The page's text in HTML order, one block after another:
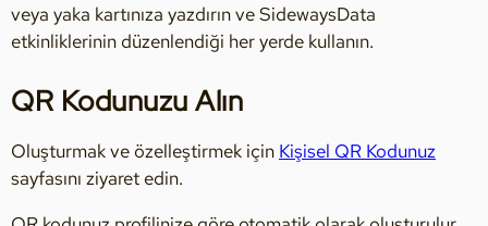
veya yaka kartınıza yazdırın ve SidewaysData
etkinliklerinin düzenlendiği her yerde kullanın.
QR Kodunuzu Alın
Oluşturmak ve özelleştirmek için Kişisel QR Kodunuz
sayfasını ziyaret edin.